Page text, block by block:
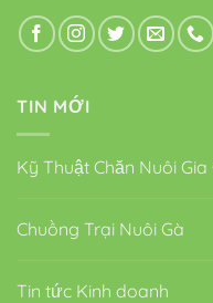
TIN MỚI
Kỹ Thuật Chăn Nuôi Gia
Chuồng Trại Nuôi Gà
Tin tức Kinh doanh